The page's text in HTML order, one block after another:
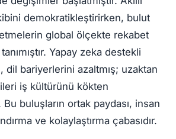
demokratikleştirirken, bulut
global ölçekte rekabet
Yapay zeka destekli
dil bariyerlerini azaltmış; uzaktan
iş kültürünü kökten
buluşların ortak paydası, insan
ve kolaylaştırma çabasıdır.